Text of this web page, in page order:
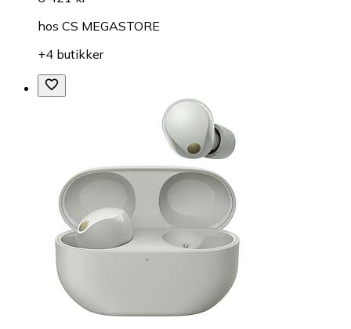
hos CS MEGASTORE
+4 butikker